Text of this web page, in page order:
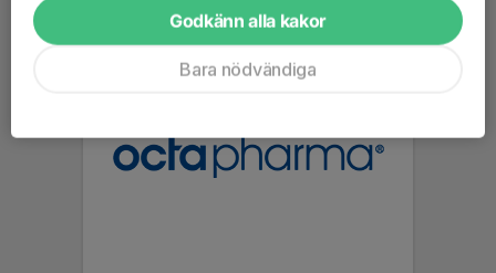
Godkänn alla kakor
Bara nödvändiga